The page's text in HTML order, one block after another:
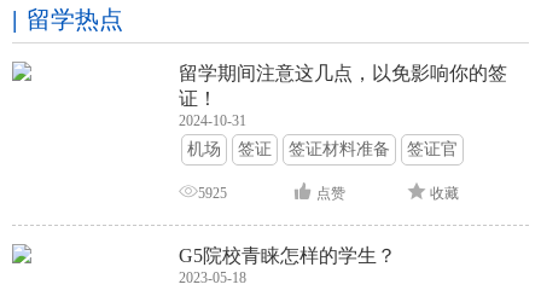
留学热点
留学期间注意这几点，以免影响你的签
证！
2024-10-31
机场 签证 签证材料准备 签证官
签证面试 签证申请攻略
5925 点赞 收藏
G5院校青睐怎样的学生？
2023-05-18